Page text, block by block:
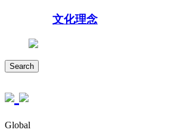
文化理念
Search
Global